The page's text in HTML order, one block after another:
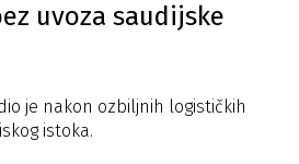
uvoza saudijske
je nakon ozbiljnih logističkih
istoka.